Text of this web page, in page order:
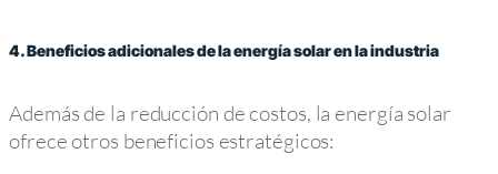
4. Beneficios adicionales de la energía solar en la industria
Además de la reducción de costos, la energía solar
ofrece otros beneficios estratégicos: